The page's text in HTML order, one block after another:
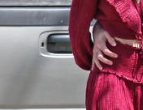
Ben Affleck